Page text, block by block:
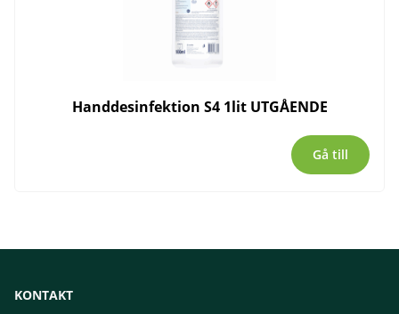
Handdesinfektion S4 1lit UTGÅENDE
Gå till
KONTAKT